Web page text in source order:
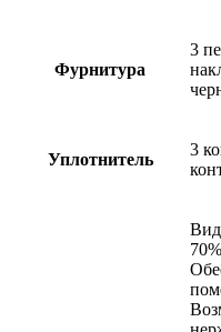
Фурнитура
3
Уплотнитель
3